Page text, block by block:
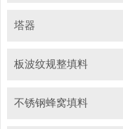
塔器
板波纹规整填料
不锈钢蜂窝填料